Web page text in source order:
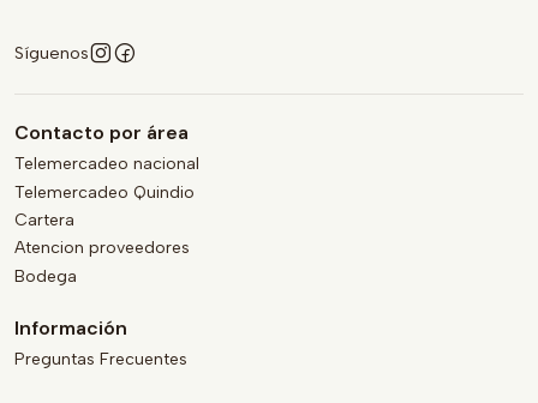
Síguenos
Contacto por área
Telemercadeo nacional
Telemercadeo Quindio
Cartera
Atencion proveedores
Bodega
Información
Preguntas Frecuentes